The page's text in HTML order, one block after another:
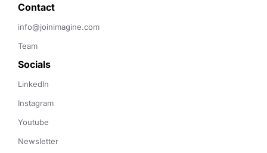
Contact
info@joinimagine.com
Team
Socials
LinkedIn
Instagram
Youtube
Newsletter